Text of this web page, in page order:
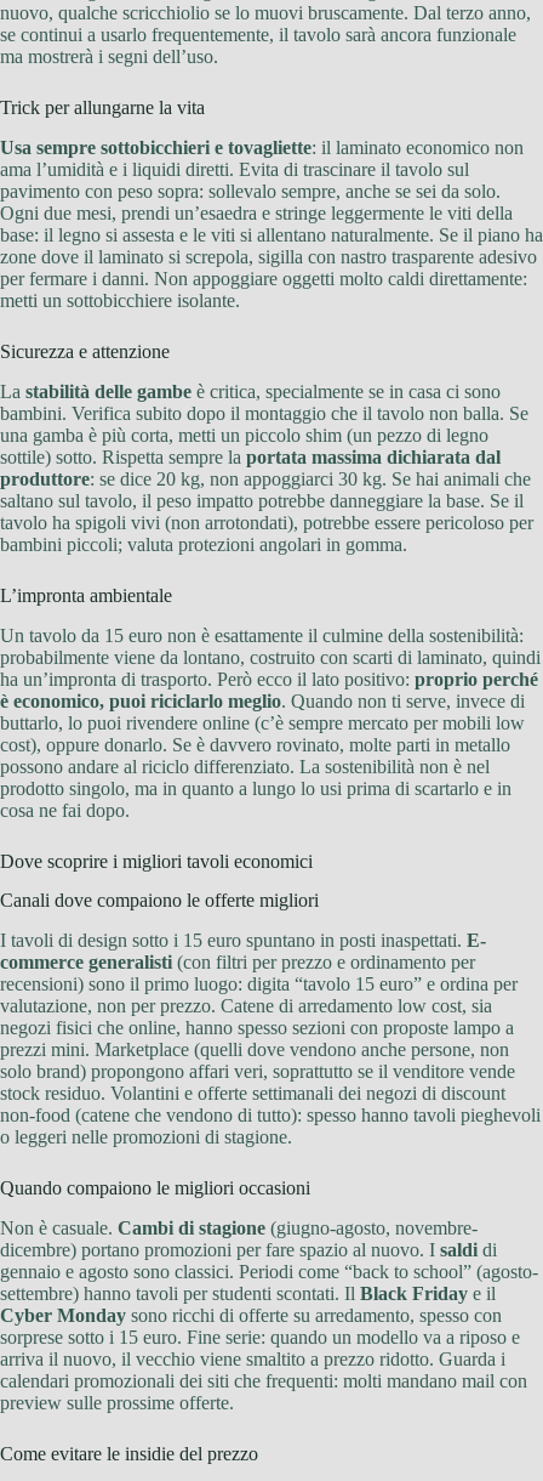
nuovo, qualche scricchiolio se lo muovi bruscamente. Dal terzo anno,
se continui a usarlo frequentemente, il tavolo sarà ancora funzionale
ma mostrerà i segni dell’uso.
Trick per allungarne la vita
Usa sempre sottobicchieri e tovagliette: il laminato economico non
ama l’umidità e i liquidi diretti. Evita di trascinare il tavolo sul
pavimento con peso sopra: sollevalo sempre, anche se sei da solo.
Ogni due mesi, prendi un’esaedra e stringe leggermente le viti della
base: il legno si assesta e le viti si allentano naturalmente. Se il piano ha
zone dove il laminato si screpola, sigilla con nastro trasparente adesivo
per fermare i danni. Non appoggiare oggetti molto caldi direttamente:
metti un sottobicchiere isolante.
Sicurezza e attenzione
La stabilità delle gambe è critica, specialmente se in casa ci sono
bambini. Verifica subito dopo il montaggio che il tavolo non balla. Se
una gamba è più corta, metti un piccolo shim (un pezzo di legno
sottile) sotto. Rispetta sempre la portata massima dichiarata dal
produttore: se dice 20 kg, non appoggiarci 30 kg. Se hai animali che
saltano sul tavolo, il peso impatto potrebbe danneggiare la base. Se il
tavolo ha spigoli vivi (non arrotondati), potrebbe essere pericoloso per
bambini piccoli; valuta protezioni angolari in gomma.
L’impronta ambientale
Un tavolo da 15 euro non è esattamente il culmine della sostenibilità:
probabilmente viene da lontano, costruito con scarti di laminato, quindi
ha un’impronta di trasporto. Però ecco il lato positivo: proprio perché
è economico, puoi riciclarlo meglio. Quando non ti serve, invece di
buttarlo, lo puoi rivendere online (c’è sempre mercato per mobili low
cost), oppure donarlo. Se è davvero rovinato, molte parti in metallo
possono andare al riciclo differenziato. La sostenibilità non è nel
prodotto singolo, ma in quanto a lungo lo usi prima di scartarlo e in
cosa ne fai dopo.
Dove scoprire i migliori tavoli economici
Canali dove compaiono le offerte migliori
I tavoli di design sotto i 15 euro spuntano in posti inaspettati. E-
commerce generalisti (con filtri per prezzo e ordinamento per
recensioni) sono il primo luogo: digita “tavolo 15 euro” e ordina per
valutazione, non per prezzo. Catene di arredamento low cost, sia
negozi fisici che online, hanno spesso sezioni con proposte lampo a
prezzi mini. Marketplace (quelli dove vendono anche persone, non
solo brand) propongono affari veri, soprattutto se il venditore vende
stock residuo. Volantini e offerte settimanali dei negozi di discount
non-food (catene che vendono di tutto): spesso hanno tavoli pieghevoli
o leggeri nelle promozioni di stagione.
Quando compaiono le migliori occasioni
Non è casuale. Cambi di stagione (giugno-agosto, novembre-
dicembre) portano promozioni per fare spazio al nuovo. I saldi di
gennaio e agosto sono classici. Periodi come “back to school” (agosto-
settembre) hanno tavoli per studenti scontati. Il Black Friday e il
Cyber Monday sono ricchi di offerte su arredamento, spesso con
sorprese sotto i 15 euro. Fine serie: quando un modello va a riposo e
arriva il nuovo, il vecchio viene smaltito a prezzo ridotto. Guarda i
calendari promozionali dei siti che frequenti: molti mandano mail con
preview sulle prossime offerte.
Come evitare le insidie del prezzo